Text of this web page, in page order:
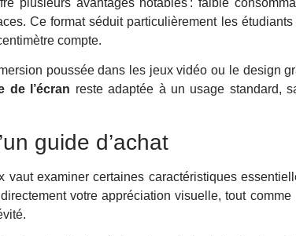
Ce format séduit particulièrement les
compte.
poussée dans les jeux vidéo ou le design
de l’écran reste adaptée à un usage standard,
guide d’achat
vaut examiner certaines caractéristiques
votre appréciation visuelle, tout